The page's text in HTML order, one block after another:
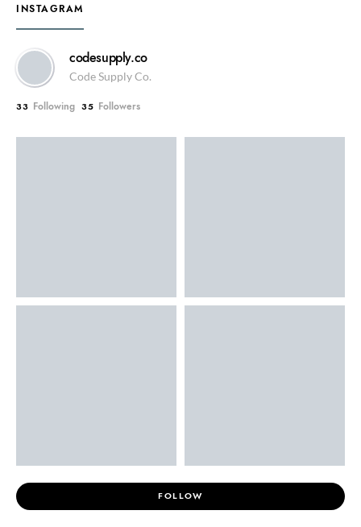
INSTAGRAM
codesupply.co
Code Supply Co.
33 Following 35 Followers
FOLLOW